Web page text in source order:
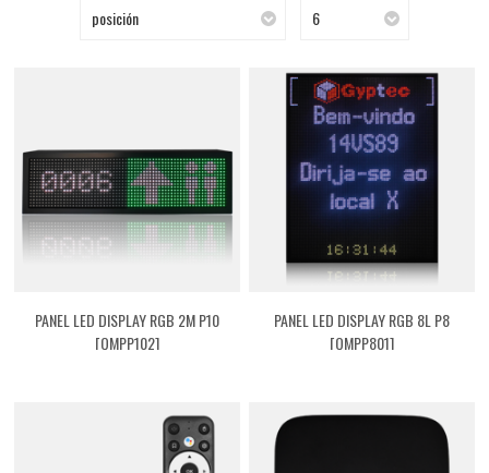
posición 6
PANEL LED DISPLAY RGB 2M P10
[QMPP102]
PANEL LED DISPLAY RGB 8L P8
[QMPP801]